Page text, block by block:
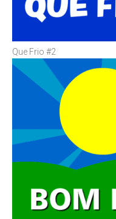
Que Frio #2